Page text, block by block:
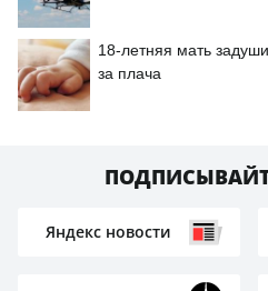
18-летняя мать
за плача
Яндекс новости